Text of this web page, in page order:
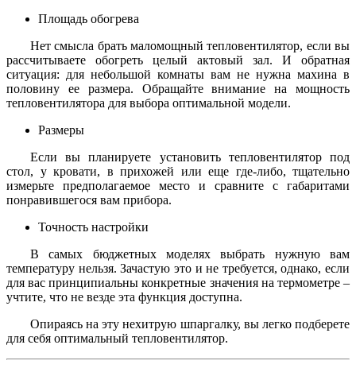
Площадь обогрева
Нет смысла брать маломощный тепловентилятор, если вы
рассчитываете обогреть целый актовый зал. И обратная
ситуация: для небольшой комнаты вам не нужна махина в
половину ее размера. Обращайте внимание на мощность
тепловентилятора для выбора оптимальной модели.
Размеры
Если вы планируете установить тепловентилятор под
стол, у кровати, в прихожей или еще где-либо, тщательно
измерьте предполагаемое место и сравните с габаритами
понравившегося вам прибора.
Точность настройки
В самых бюджетных моделях выбрать нужную вам
температуру нельзя. Зачастую это и не требуется, однако, если
для вас принципиальны конкретные значения на термометре –
учтите, что не везде эта функция доступна.
Опираясь на эту нехитрую шпаргалку, вы легко подберете
для себя оптимальный тепловентилятор.